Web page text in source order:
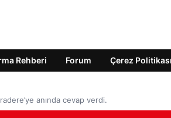
Rehberi Forum Çerez Politikası
anında cevap verdi.